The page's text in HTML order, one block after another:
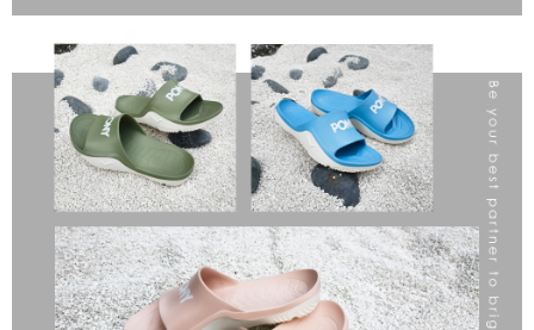
https://aftee.tw/terms/#terms3
３．未成年的使用者請事先徵得法定代理人或監護人之同意方可使用
「AFTEE先享後付」，若未經同意申辦者引起之損失，本公司不負相關責
任。
４．使用「AFTEE先享後付」時，將依據個別帳號之用戶狀況，依本公司即
時審查核予不同之上限額度；若仍有額度不足之情形，本公司將視審查結果
請求用戶進行身份認證。
５．嚴禁一人註冊多個帳號或使用他人資訊註冊。若發現惡意使用之情形，
恩沛科技股份有限公司將有權停止該用戶之使用額度並採取法律行動。